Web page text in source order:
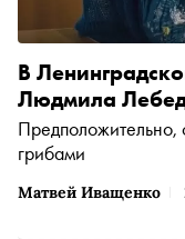
Матвей Иващенко
В
Людмила
Предположительно,
грибами